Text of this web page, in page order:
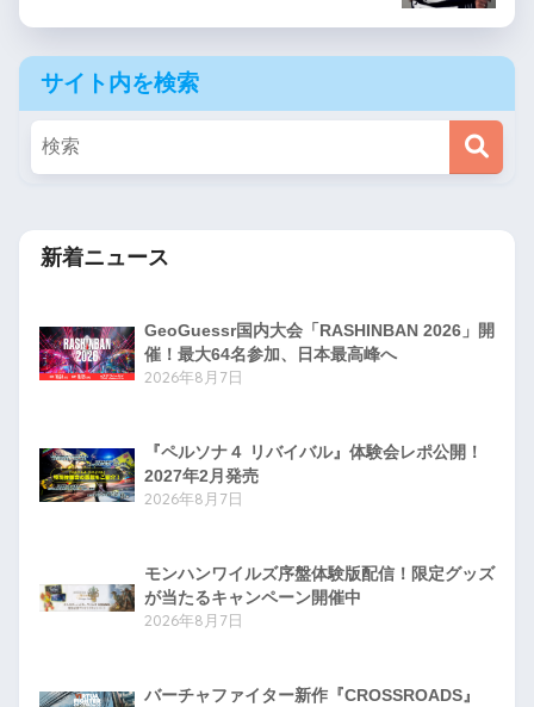
サイト内を検索
新着ニュース
GeoGuessr国内大会「RASHINBAN 2026」開
催！最大64名参加、日本最高峰へ
2026年8月7日
『ペルソナ４ リバイバル』体験会レポ公開！
2027年2月発売
2026年8月7日
モンハンワイルズ序盤体験版配信！限定グッズ
が当たるキャンペーン開催中
2026年8月7日
バーチャファイター新作『CROSSROADS』